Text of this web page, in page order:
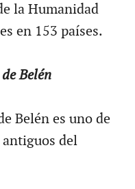
la Humanidad
en 153 países.
Belén
Belén es uno de
del